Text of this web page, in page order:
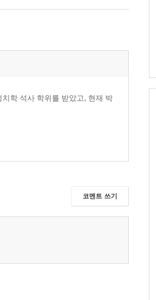
학 석사 학위를 받았고, 현재 박
코멘트 쓰기